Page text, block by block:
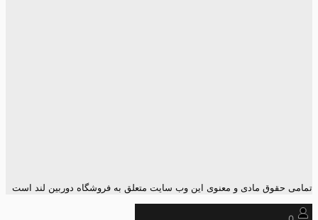
تمامی حقوق مادی و معنوی این وب سایت متعلق به فروشگاه دوربین لند است